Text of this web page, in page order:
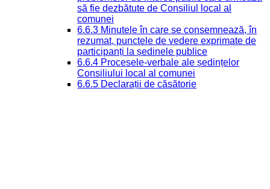
să fie dezbătute de Consiliul local al
comunei
6.6.3 Minutele în care se consemnează, în
rezumat, punctele de vedere exprimate de
participanți la ședinele publice
6.6.4 Procesele-verbale ale ședințelor
Consiliului local al comunei
6.6.5 Declarații de căsătorie